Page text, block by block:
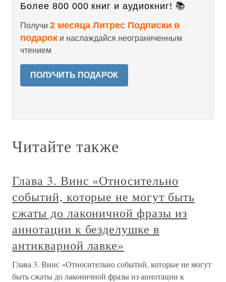
Более 800 000 книг и аудиокниг! 📚
Получи 2 месяца Литрес Подписки в
подарок и наслаждайся неограниченным
чтением
ПОЛУЧИТЬ ПОДАРОК
Читайте также
Глава 3. Винс «Относительно
событий, которые не могут быть
сжаты до лаконичной фразы из
аннотации к безделушке в
антикварной лавке»
Глава 3. Винс «Относительно событий, которые не могут
быть сжаты до лаконичной фразы из аннотации к